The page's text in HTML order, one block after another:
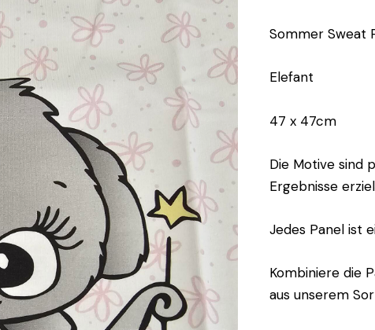
Sommer Sweat
Elefant
47 x 47cm
Die Motive sind
Ergebnisse
Jedes Panel ist
Kombiniere die
aus unserem